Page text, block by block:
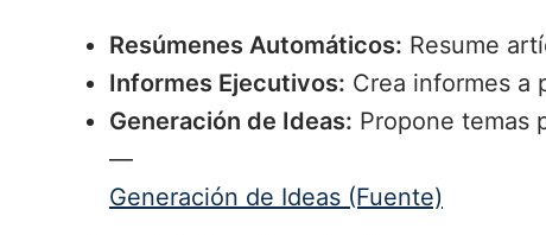
Resúmenes Automáticos: Resume
Informes Ejecutivos: Crea informes a
Generación de Ideas: Propone temas
—
Generación de Ideas (Fuente)